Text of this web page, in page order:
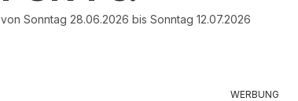
von Sonntag 28.06.2026 bis Sonntag 12.07.2026
WERBUNG